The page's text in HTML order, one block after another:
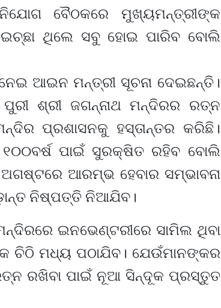
ବୈଠକରେ ମୁଖ୍ୟମନ୍ତ୍ରୀଙ୍କ
ଥିଲେ ସବୁ ହୋଇ ପାରିବ ବୋଲି
ଆଇନ ମନ୍ତ୍ରୀ ସୂଚନା ଦେଇଛନ୍ତି।
ଶ୍ରୀ ଜଗନ୍ନାଥ ମନ୍ଦିରର ରତ୍ନ
ପ୍ରଶାସନକୁ ହସ୍ତାନ୍ତର କରିଛି।
୧୦୦ବର୍ଷ ପାଇଁ ସୁରକ୍ଷିତ ରହିବ ବୋଲି
ଆରମ୍ଭ ହେବାର ସମ୍ଭାବନା
ନିଷ୍ପତ୍ତି ନିଆଯିବ।
ଇନଭେଣ୍ଟରୀରେ ସାମିଲ ଥିବା
ଚିଠି ମଧ୍ୟ ପଠାଯିବ। ଯେଉଁମାନଙ୍କର
ରଖିବା ପାଇଁ ନୂଆ ସିନ୍ଦୂକ ପ୍ରସ୍ତୁତ